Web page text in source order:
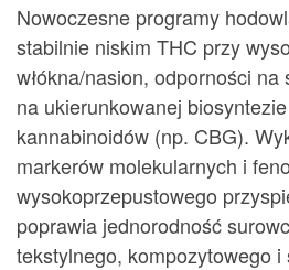
Nowoczesne programy
stabilnie niskim THC przy
włókna/nasion, odporności
na ukierunkowanej
kannabinoidów (np. CBG).
markerów molekularnych i
wysokoprzepustowego
poprawia jednorodność
tekstylnego, kompozytowego i